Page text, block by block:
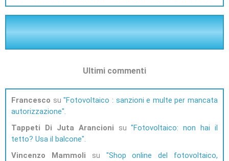
Ultimi commenti
Francesco su Fotovoltaico : sanzioni e multe per mancata
autorizzazione
Tappeti Di Juta Arancioni su Fotovoltaico: non hai il
tetto? Usa il balcone
Vincenzo Mammoli su
Shop online del fotovoltaico,